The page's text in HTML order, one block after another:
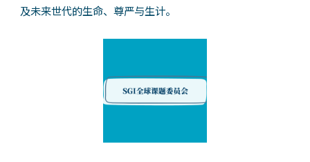
及未来世代的生命、尊严与生计。